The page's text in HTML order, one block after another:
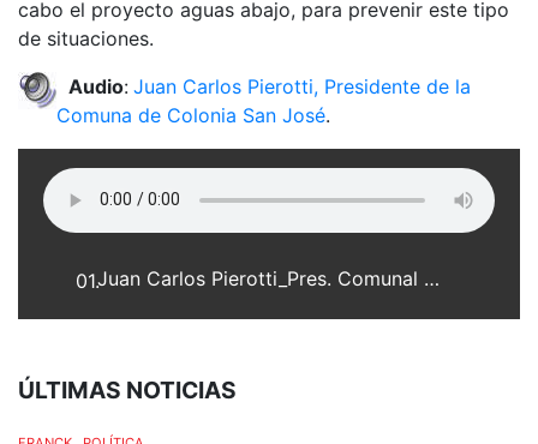
cabo el proyecto aguas abajo, para prevenir este tipo
de situaciones.
Audio: Juan Carlos Pierotti, Presidente de la
Comuna de Colonia San José.
01. Juan Carlos Pierotti_Pres. Comunal de Colonia San Jose_16-03-10_web.mp3
ÚLTIMAS NOTICIAS